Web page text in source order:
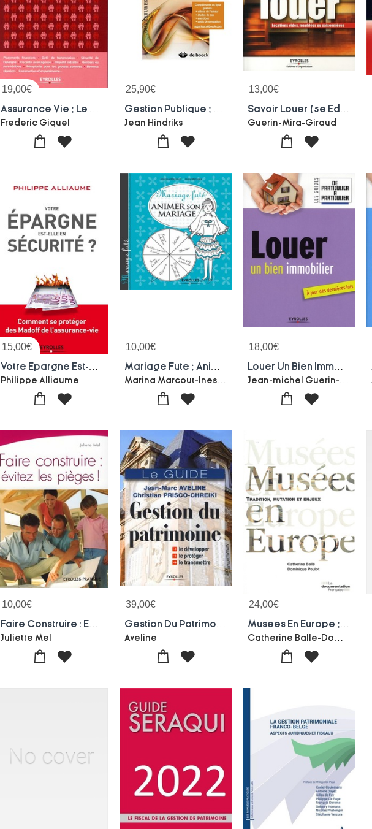
19,00€
Frederic Giquel
25,90€
Jean Hindriks
13,00€
Guerin-Mira-Giraud
15,00€
Philippe Alliaume
10,00€
Marina Marcout-Ines Matsika
18,00€
10,00€
Juliette Mel
39,00€
Aveline
24,00€